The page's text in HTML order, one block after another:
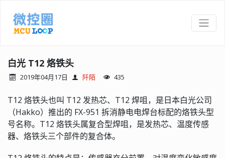
白光 T12 烙铁头
2019年04月17日 阡陌 435
T12 烙铁头也叫 T12 发热芯、T12 焊咀，是日本白光公司
（Hakko）推出的 FX-951 拆消静电电焊台标配的烙铁头型
号名称。T12 烙铁头属复合型焊咀，是发热芯、温度传感
器、烙铁头三个部件的复合体。